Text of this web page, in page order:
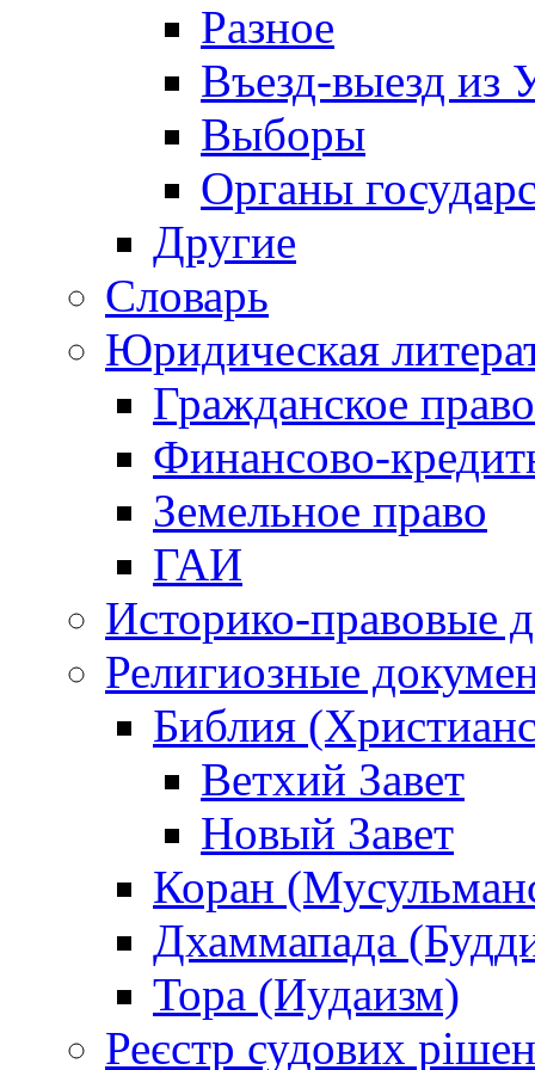
Разное
Въезд-выезд из
Выборы
Органы
Другие
Словарь
Юридическая
Гражданское право
Финансово-
Земельное право
ГАИ
Историко-правовые
Религиозные
Библия
Ветхий Завет
Новый Завет
Коран
Дхаммапада
Тора (Иудаизм)
Реєстр судових